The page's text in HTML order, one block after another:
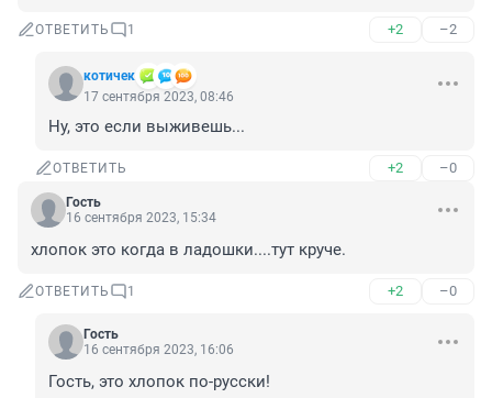
ОТВЕТИТЬ 1 +2 –2
котичек
17 сентября 2023, 08:46
Ну, это если выживешь...
ОТВЕТИТЬ +2 –0
Гость
16 сентября 2023, 15:34
хлопок это когда в ладошки....тут круче.
ОТВЕТИТЬ 1 +2 –0
Гость
16 сентября 2023, 16:06
Гость, это хлопок по-русски!